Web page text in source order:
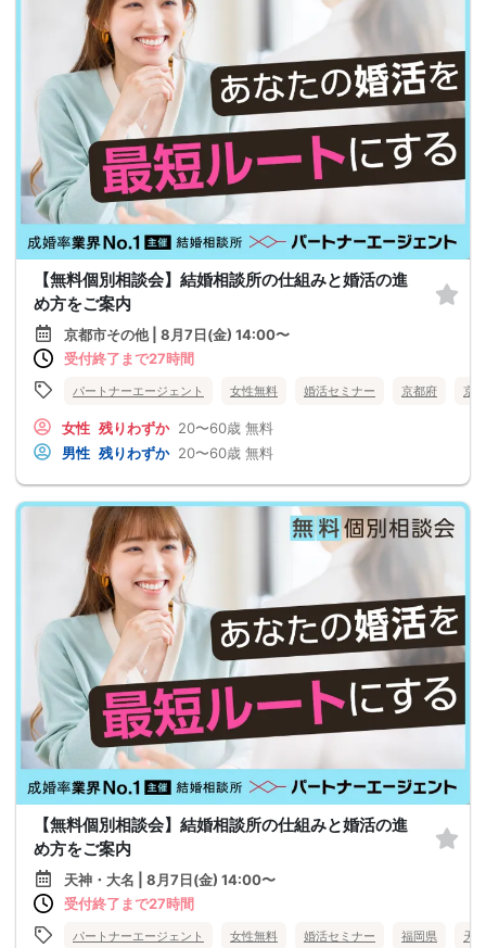
【無料個別相談会】結婚相談所の仕組みと婚活の進
め方をご案内
京都市その他 | 8月7日(金) 14:00〜
受付終了まで27時間
パートナーエージェント 女性無料 婚活セミナー 京都府 京
女性 残りわずか 20〜60歳 無料
男性 残りわずか 20〜60歳 無料
【無料個別相談会】結婚相談所の仕組みと婚活の進
め方をご案内
天神・大名 | 8月7日(金) 14:00〜
受付終了まで27時間
パートナーエージェント 女性無料 婚活セミナー 福岡県 天